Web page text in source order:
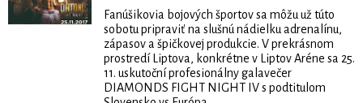
Fanúšikovia bojových špor­tov sa môžu už túto
sobotu pripraviť na slušnú nádielku adrenalínu,
zápasov a špičkovej produkcie. V prekrásnom
pro­stredí Liptova, konkrétne v Liptov Aréne sa 25.
11. uskutoční profe­sionálny galavečer
DIAMONDS FIGHT NIGHT IV s podtitulom